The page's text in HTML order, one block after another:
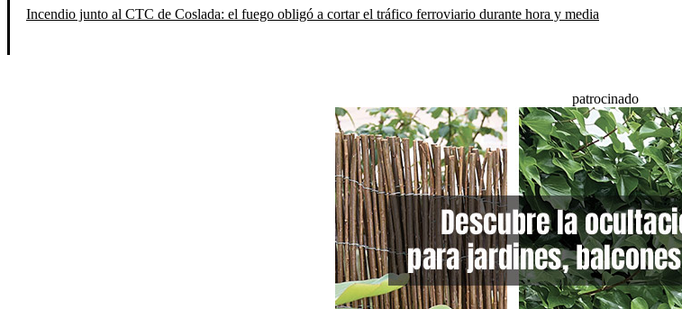
Incendio junto al CTC de Coslada: el fuego obligó a cortar el tráfico ferroviario durante hora y media
patrocinado